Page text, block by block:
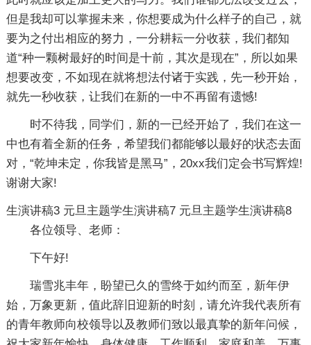
但是我却可以掌握未来，你想要成为什么样子的自己，就
要为之付出相应的努力，一分耕耘一分收获，我们都知
道“种一颗树最好的时间是十前，其次是现在”，所以如果
想要改变，不如现在就将想法付诸于实践，先一秒开始，
就先一秒收获，让我们在新的一中不再留有遗憾!
时不待我，同学们，新的一已经开始了，我们在这一
中也有着全新的任务，希望我们都能够以最好的状态去面
对，“乾坤未定，你我皆是黑马”，20xx我们定会书写辉煌!
谢谢大家!
生演讲稿3
各位领导、老师：
下午好!
瑞雪兆丰年，盼望已久的雪终于如约而至，新年伊
始，万象更新，值此辞旧迎新的时刻，请允许我代表所有
的青年教师向校领导以及教师们致以最真挚的新年问候，
元旦主题学生演讲稿7 元旦主题学生演讲稿8